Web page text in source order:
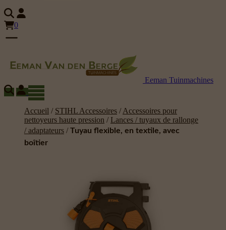
0
Eeman Tuinmachines
Accueil / STIHL Accessoires / Accessoires pour
nettoyeurs haute pression / Lances / tuyaux de rallonge
/ adaptateurs / Tuyau flexible, en textile, avec
boîtier